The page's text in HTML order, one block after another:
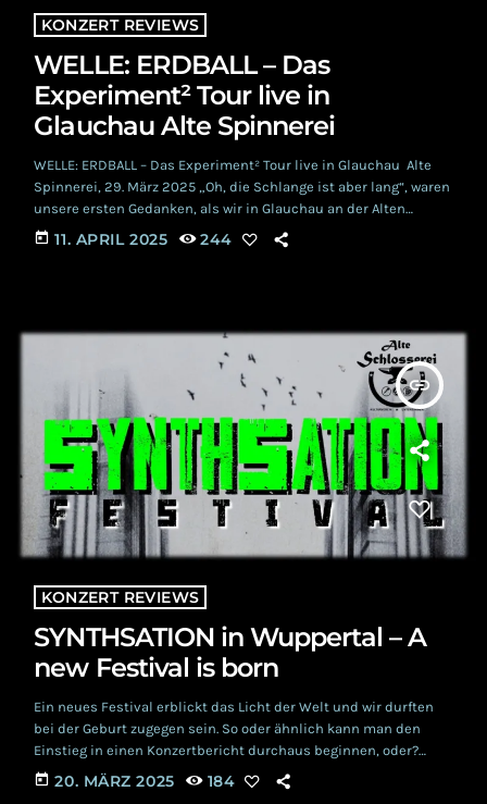
KONZERT REVIEWS
WELLE: ERDBALL – Das
Experiment² Tour live in
Glauchau Alte Spinnerei
WELLE: ERDBALL – Das Experiment² Tour live in Glauchau Alte
Spinnerei, 29. März 2025 „Oh, die Schlange ist aber lang“, waren
unsere ersten Gedanken, als wir in Glauchau an der Alten
Spinnerei vorbei fuhren. Doch das kannten wir schon. Wie
immer fährt man zuerst auf den anliegenden Parkplatz direkt
today 11. APRIL 2025 244
insert_link
KONZERT REVIEWS
SYNTHSATION in Wuppertal – A
new Festival is born
Ein neues Festival erblickt das Licht der Welt und wir durften
bei der Geburt zugegen sein. So oder ähnlich kann man den
Einstieg in einen Konzertbericht durchaus beginnen, oder?
Inhaltlich ist das Vorgenannte jedenfalls komplett richtig, denn
hier geht es um das erste SynthSation Festival in der Location
today 20. MÄRZ 2025 184